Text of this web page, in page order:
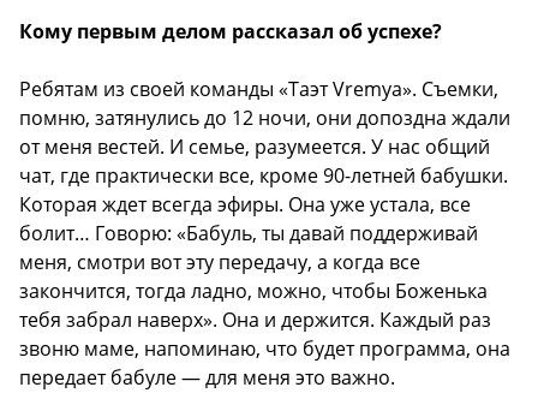
Кому первым делом рассказал об успехе?
Ребятам из своей команды «Таэт Vremya». Съемки,
помню, затянулись до 12 ночи, они допоздна ждали
от меня вестей. И семье, разумеется. У нас общий
чат, где практически все, кроме 90-летней бабушки.
Которая ждет всегда эфиры. Она уже устала, все
болит… Говорю: «Бабуль, ты давай поддерживай
меня, смотри вот эту передачу, а когда все
закончится, тогда ладно, можно, чтобы Боженька
тебя забрал наверх». Она и держится. Каждый раз
звоню маме, напоминаю, что будет программа, она
передает бабуле — для меня это важно.